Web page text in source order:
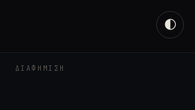
ΔΙΑΦΉΜΙΣΗ
🌓